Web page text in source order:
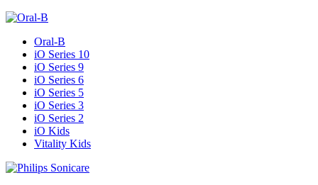
Oral-B
iO Series 10
iO Series 9
iO Series 6
iO Series 5
iO Series 3
iO Series 2
iO Kids
Vitality Kids